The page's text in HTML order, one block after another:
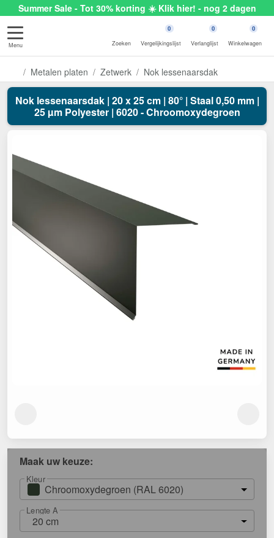
Summer Sale - Tot 30% korting ☀️ Klik hier! - nog 2 dagen
Menu Zoeken
0
Vergelijkingslijst
0
Verlanglijst
0
Winkelwagen
Metalen platen Zetwerk Nok lessenaarsdak
Nok lessenaarsdak | 20 x 25 cm | 80° | Staal 0,50 mm |
25 µm Polyester | 6020 - Chroomoxydegroen
Maak uw keuze:
Kleur
Chroomoxydegroen (RAL 6020)
Lengte A
20 cm